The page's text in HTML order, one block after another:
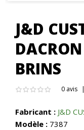
J&D
BRINS
0 avis
Fabricant : J&D
Modèle : 7387